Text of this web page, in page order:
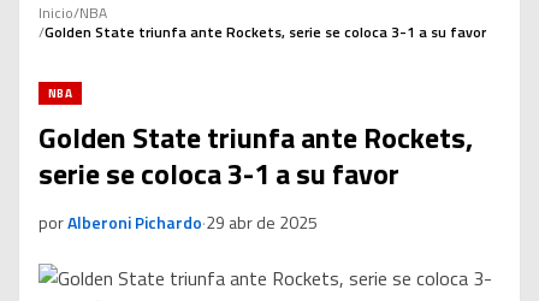
Inicio/NBA
/Golden State triunfa ante Rockets, serie se coloca 3-1 a su favor
NBA
Golden State triunfa ante Rockets,
serie se coloca 3-1 a su favor
porAlberoni Pichardo·29 abr de 2025